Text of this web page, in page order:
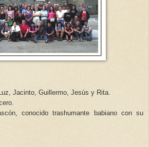
Jacinto, Guillermo, Jesús y Rita.
conocido trashumante babiano con su